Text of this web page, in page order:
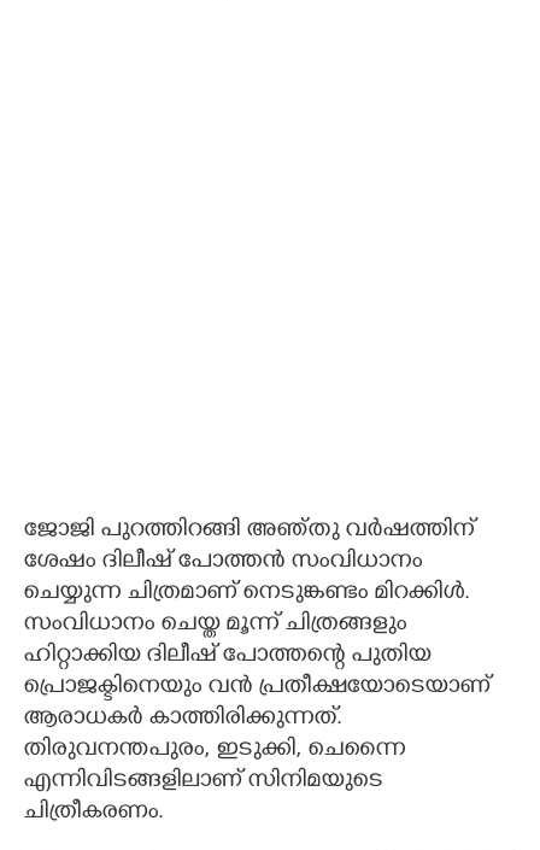
ജോജി പുറത്തിറങ്ങി അഞ്തു വർഷത്തിന്
ശേഷം ദിലീഷ് പോത്തൻ സംവിധാനം
ചെയ്യുന്ന ചിത്രമാണ് നെടുങ്കണ്ടം മിറക്കിൾ.
സംവിധാനം ചെയ്ത മൂന്ന് ചിത്രങ്ങളും
ഹിറ്റാക്കിയ ദിലീഷ് പോത്തന്റെ പുതിയ
പ്രൊജക്ടിനെയും വൻ പ്രതീക്ഷയോടെയാണ്
ആരാധകർ കാത്തിരിക്കുന്നത്.
തിരുവനന്തപുരം,​ ഇടുക്കി,​ ചെന്നൈ
എന്നിവിടങ്ങളിലാണ് സിനിമയുടെ
ചിത്രീകരണം.